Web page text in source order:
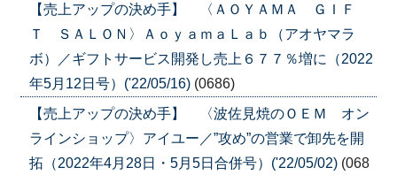
【売上アップの決め手】 〈ＡＯＹＡＭＡ ＧＩＦ
Ｔ ＳＡＬＯＮ〉ＡｏｙａｍａＬａｂ（アオヤマラ
ボ）／ギフトサービス開発し売上６７７％増に（2022
年5月12日号）('22/05/16) (0686)
【売上アップの決め手】 〈波佐見焼のＯＥＭ オン
ラインショップ〉アイユー／”攻め”の営業で卸先を開
拓（2022年4月28日・5月5日合併号）('22/05/02) (068